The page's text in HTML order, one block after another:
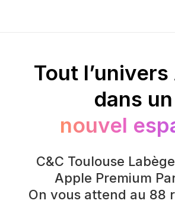
C&C Toulouse
Apple Premium
On vous attend au 88
Tout
dans un
nouvel